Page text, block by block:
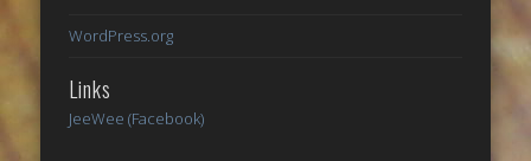
WordPress.org
Links
JeeWee (Facebook)